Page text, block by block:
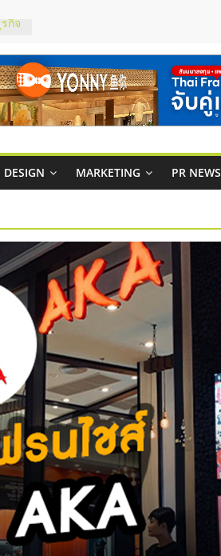
กิจ
น
?
DESIGN MARKETING PR NEWS